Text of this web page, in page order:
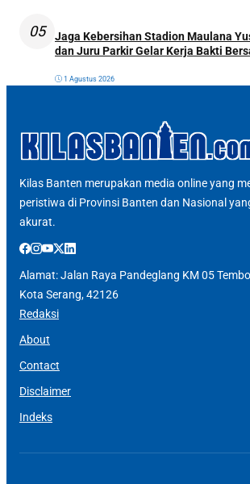
05
Jaga Kebersihan Stadion Maulana
dan Juru Parkir Gelar Kerja Bakti
1 Agustus 2026
Kilas Banten merupakan media online yang
peristiwa di Provinsi Banten dan Nasional
akurat.
Alamat: Jalan Raya Pandeglang KM 05
Kota Serang, 42126
Redaksi
About
Contact
Disclaimer
Indeks